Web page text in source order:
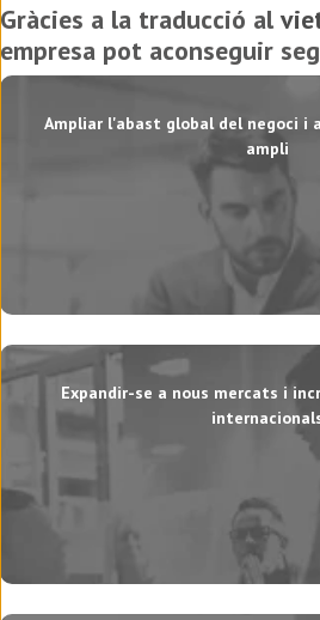
Gràcies a la traducció al
empresa pot aconseguir
Ampliar l'abast global del negoci i
ampli
Expandir-se a nous mercats i